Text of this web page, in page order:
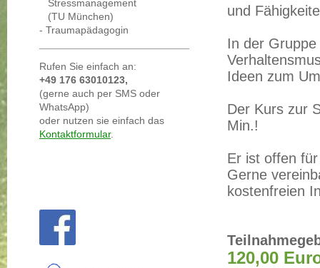
Stressmanagement
(TU München)
- Traumapädagogin
Rufen Sie einfach an:
+49 176 63010123,
(gerne auch per SMS oder
WhatsApp)
oder nutzen sie einfach das
Kontaktformular.
und
In der
Ideen zum
Der Kurs zur
Min.!
Er ist offen
Gerne
kostenfreien
120,00